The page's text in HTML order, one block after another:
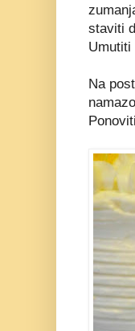
staviti
Umutiti
Na